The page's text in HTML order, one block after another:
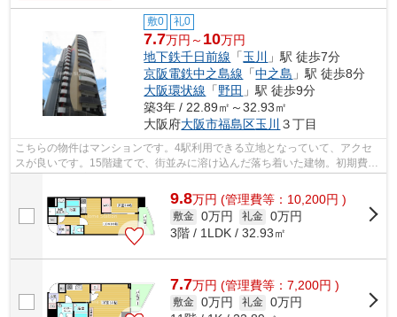
敷0 礼0
7.7万円～ 10万円
地下鉄千日前線 「玉川
」駅 徒歩7分
京阪電鉄中之島線 「中之島 」駅 徒歩8分
大阪環状線 「野田 」駅 徒歩9分
築3年 / 22.89㎡～32.93㎡
大阪府大阪市福島区玉川 ３丁目
こちらの物件はマンションです。4駅利用できる立地となっていて、アクセ
スが良いです。15階建てで、街並みに溶け込んだ落ち着いた建物。初期費用
はカードで決済いただけます。大阪市福...
9.8万円 (管理費等：10,200円 )
敷金 0万円 礼金 0万円
3階 / 1LDK / 32.93㎡
7.7万円 (管理費等：7,200円 )
敷金 0万円 礼金 0万円